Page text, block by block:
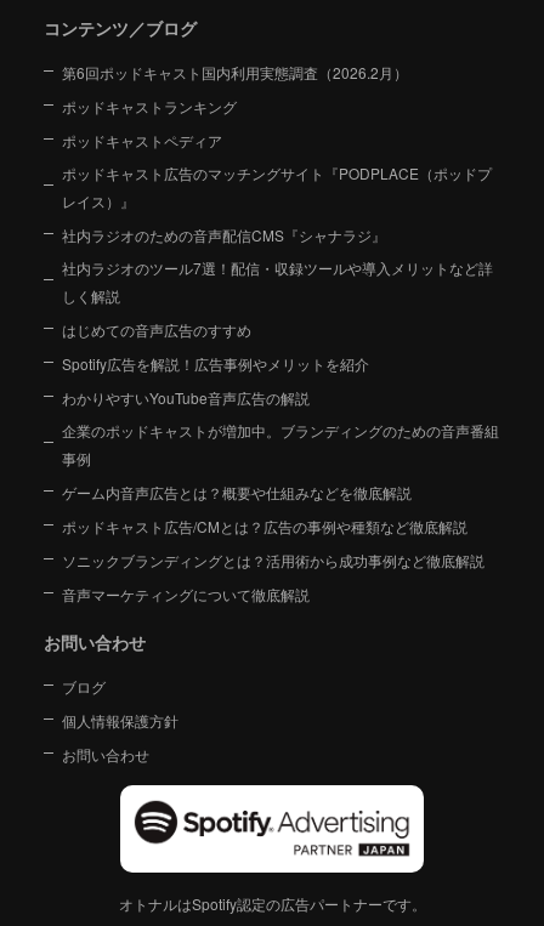
コンテンツ／ブログ
第6回ポッドキャスト国内利用実態調査（2026.2月）
ポッドキャストランキング
ポッドキャストペディア
ポッドキャスト広告のマッチングサイト『PODPLACE（ポッドプ
レイス）』
社内ラジオのための音声配信CMS『シャナラジ』
社内ラジオのツール7選！配信・収録ツールや導入メリットなど詳
しく解説
はじめての音声広告のすすめ
Spotify広告を解説！広告事例やメリットを紹介
わかりやすいYouTube音声広告の解説
企業のポッドキャストが増加中。ブランディングのための音声番組
事例
ゲーム内音声広告とは？概要や仕組みなどを徹底解説
ポッドキャスト広告/CMとは？広告の事例や種類など徹底解説
ソニックブランディングとは？活用術から成功事例など徹底解説
音声マーケティングについて徹底解説
お問い合わせ
ブログ
個人情報保護方針
お問い合わせ
オトナルはSpotify認定の広告パートナーです。